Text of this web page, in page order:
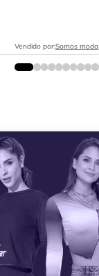
Vendido por:Somos moda